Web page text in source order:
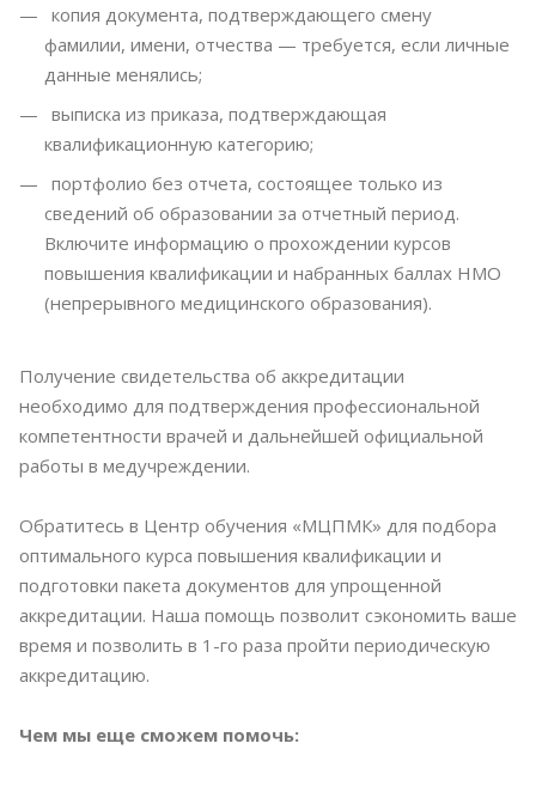
копия документа, подтверждающего смену
фамилии, имени, отчества — требуется, если личные
данные менялись;
выписка из приказа, подтверждающая
квалификационную категорию;
портфолио без отчета, состоящее только из
сведений об образовании за отчетный период.
Включите информацию о прохождении курсов
повышения квалификации и набранных баллах НМО
(непрерывного медицинского образования).
Получение свидетельства об аккредитации
необходимо для подтверждения профессиональной
компетентности врачей и дальнейшей официальной
работы в медучреждении.
Обратитесь в Центр обучения «МЦПМК» для подбора
оптимального курса повышения квалификации и
подготовки пакета документов для упрощенной
аккредитации. Наша помощь позволит сэкономить ваше
время и позволить в 1-го раза пройти периодическую
аккредитацию.
Чем мы еще сможем помочь: